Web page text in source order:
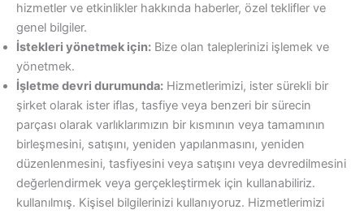
hizmetler ve etkinlikler hakkında haberler, özel teklifler ve
genel bilgiler.
İstekleri yönetmek için: Bize olan taleplerinizi işlemek ve
yönetmek.
İşletme devri durumunda: Hizmetlerimizi, ister sürekli bir
şirket olarak ister iflas, tasfiye veya benzeri bir sürecin
parçası olarak varlıklarımızın bir kısmının veya tamamının
birleşmesini, satışını, yeniden yapılanmasını, yeniden
düzenlenmesini, tasfiyesini veya satışını veya devredilmesini
değerlendirmek veya gerçekleştirmek için kullanabiliriz.
kullanılmış. Kişisel bilgilerinizi kullanıyoruz. Hizmetlerimizi